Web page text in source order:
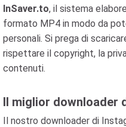
InSaver.to, il sistema
formato MP4 in modo da
personali. Si prega di
rispettare il copyright, la
contenuti.
Il miglior downloader
Il nostro downloader di